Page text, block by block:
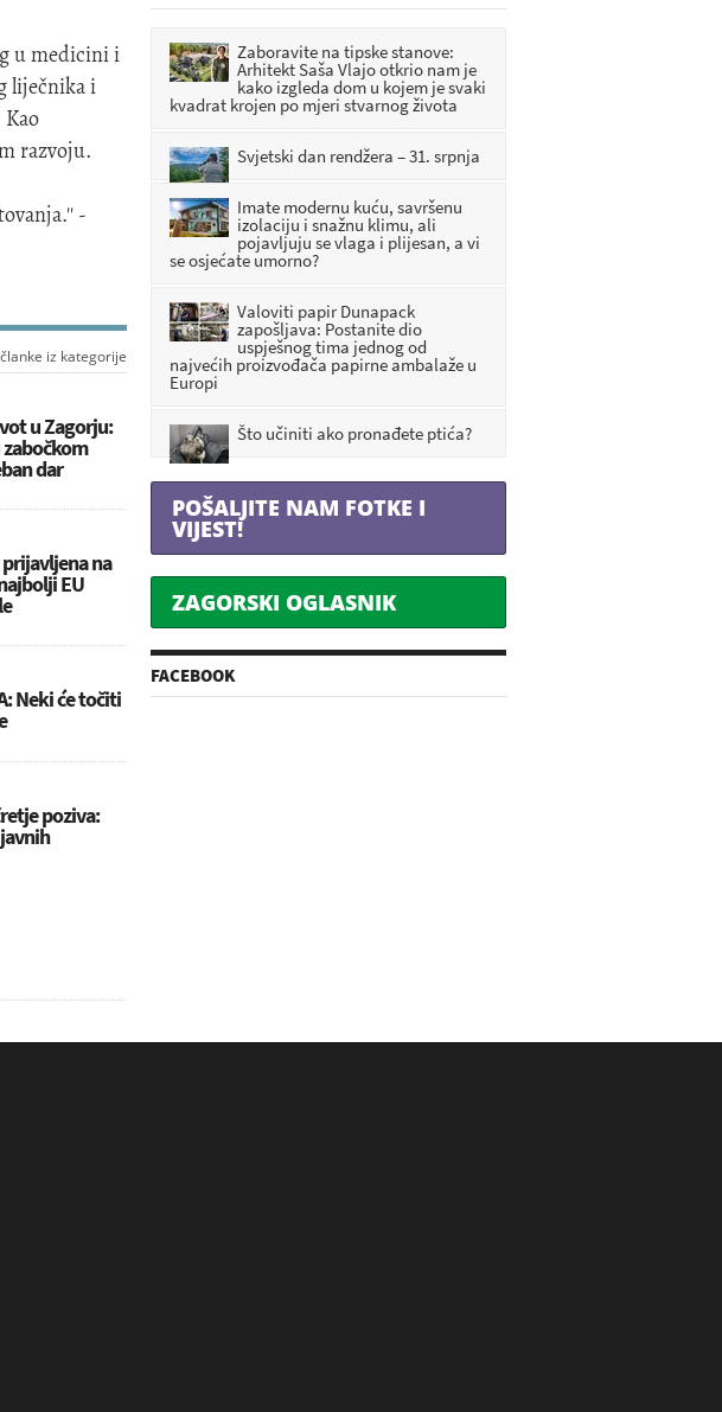
u medicini i
liječnika i
razvoju.
-
iz kategorije
u Zagorju:
dar
na
EU
Neki će točiti
poziva:
policija istražuje što se dogodilo
 PRIJE: 23 MINUTA
Veliki Tabor dobiva novu
eura, evo što će sve posjetitelji
moći doživjeti
Zaboravite na tipske stanove:
Arhitekt Saša Vlajo otkrio nam je
kako izgleda dom u kojem je svaki
kvadrat krojen po mjeri stvarnog života
Svjetski dan rendžera – 31. srpnja
Imate modernu kuću, savršenu
izolaciju i snažnu klimu, ali
pojavljuju se vlaga i plijesan, a vi
se osjećate umorno?
Valoviti papir Dunapack
zapošljava: Postanite dio
uspješnog tima jednog od
najvećih proizvođača papirne ambalaže u
Europi
Što učiniti ako pronađete ptića?
POŠALJITE NAM FOTKE I
VIJEST!
ZAGORSKI OGLASNIK
FACEBOOK